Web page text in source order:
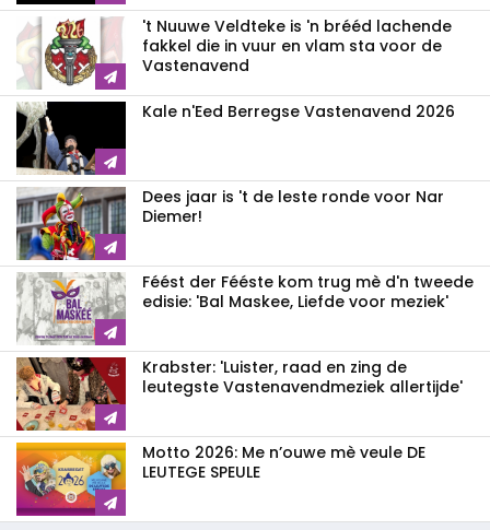
't Nuuwe Veldteke is 'n brééd lachende
fakkel die in vuur en vlam sta voor de
Vastenavend
Kale n'Eed Berregse Vastenavend 2026
Dees jaar is 't de leste ronde voor Nar
Diemer!
Féést der Fééste kom trug mè d'n tweede
edisie: 'Bal Maskee, Liefde voor meziek'
Krabster: 'Luister, raad en zing de
leutegste Vastenavendmeziek allertijde'
Motto 2026: Me n’ouwe mè veule DE
LEUTEGE SPEULE